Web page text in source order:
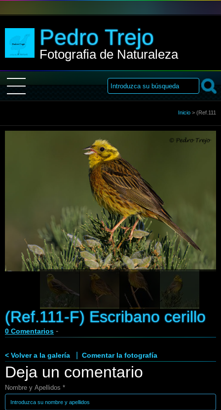
Pedro Trejo
Fotografia de Naturaleza
Contacto
Inicio > (Ref.111
(Ref.111-F) Escribano cerillo
0 Comentarios -
< Volver a la galería Comentar la fotografía
Deja un comentario
Nombre y Apellidos *